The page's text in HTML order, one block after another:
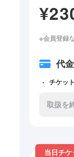
※会員登録
代
チケッ
取扱を
当日チケ